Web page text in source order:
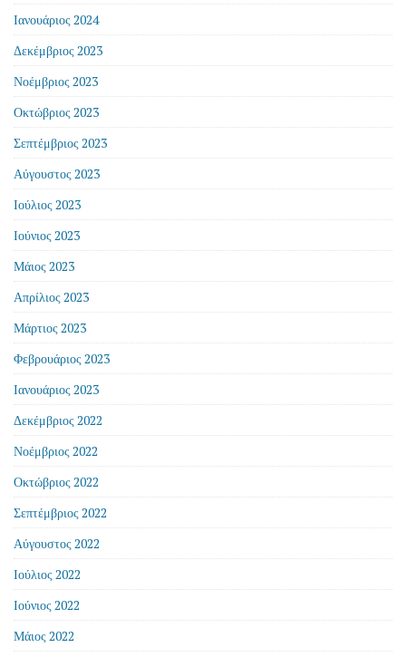
Ιανουάριος 2024
Δεκέμβριος 2023
Νοέμβριος 2023
Οκτώβριος 2023
Σεπτέμβριος 2023
Αύγουστος 2023
Ιούλιος 2023
Ιούνιος 2023
Μάιος 2023
Απρίλιος 2023
Μάρτιος 2023
Φεβρουάριος 2023
Ιανουάριος 2023
Δεκέμβριος 2022
Νοέμβριος 2022
Οκτώβριος 2022
Σεπτέμβριος 2022
Αύγουστος 2022
Ιούλιος 2022
Ιούνιος 2022
Μάιος 2022